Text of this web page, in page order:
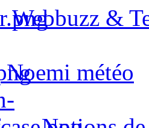
Webbuzz &
Noemi météo